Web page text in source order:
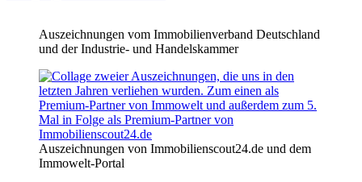
Auszeichnungen vom Immobilienverband Deutschland
und der Industrie- und Handelskammer
Auszeichnungen von Immobilienscout24.de und dem
Immowelt-Portal